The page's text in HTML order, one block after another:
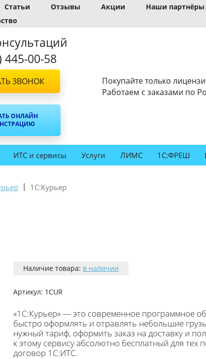
Статьи Отзывы Акции
Наши партнёры
445-00-58
ЗВОНОК
ОНЛАЙН
Покупайте только
Работаем с заказами по
ИТС и сервисы Услуги ЛИМС 1С:ФРЕШ
| 1С:Курьер
Наличие товара: в наличии
Артикул: 1CUR
«1С:Курьер» — это современное программное
быстро оформлять и отравлять небольшие
нужный тариф, оформить заказ на доставку и
к этому сервису абсолютно бесплатный для
договор 1С:ИТС.